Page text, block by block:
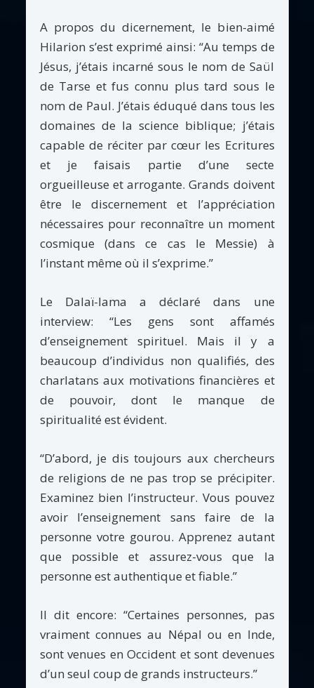
A propos du dicernement, le bien-aimé
Hilarion s’est exprimé ainsi: “Au temps de
Jésus, j’étais incarné sous le nom de Saül
de Tarse et fus connu plus tard sous le
nom de Paul. J’étais éduqué dans tous les
domaines de la science biblique; j’étais
capable de réciter par cœur les Ecritures
et je faisais partie d’une secte
orgueilleuse et arrogante. Grands doivent
être le discernement et l’appréciation
nécessaires pour reconnaître un moment
cosmique (dans ce cas le Messie) à
l’instant même où il s’exprime.”
Le Dalaï-lama a déclaré dans une
interview: “Les gens sont affamés
d’enseignement spirituel. Mais il y a
beaucoup d’individus non qualifiés, des
charlatans aux motivations financières et
de pouvoir, dont le manque de
spiritualité est évident.
“D’abord, je dis toujours aux chercheurs
de religions de ne pas trop se précipiter.
Examinez bien l’instructeur. Vous pouvez
avoir l’enseignement sans faire de la
personne votre gourou. Apprenez autant
que possible et assurez-vous que la
personne est authentique et fiable.”
Il dit encore: “Certaines personnes, pas
vraiment connues au Népal ou en Inde,
sont venues en Occident et sont devenues
d’un seul coup de grands instructeurs.”